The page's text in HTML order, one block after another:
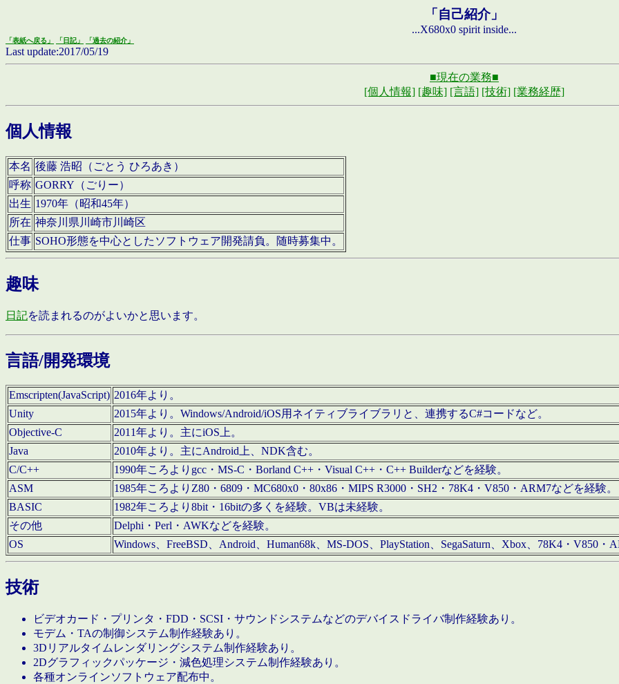
「自己紹介」
...X680x0 spirit inside...
「表紙へ戻る」 「日記」 「過去の紹介」
Last update:2017/05/19
■現在の業務■
[個人情報] [趣味] [言語] [技術] [業務経歴]
個人情報
本名 後藤 浩昭（ごとう ひろあき）
呼称 GORRY（ごりー）
出生 1970年（昭和45年）
所在 神奈川県川崎市川崎区
仕事 SOHO形態を中心としたソフトウェア開発請負。随時募集中。
趣味
日記を読まれるのがよいかと思います。
言語/開発環境
Emscripten(JavaScript) 2016年より。
Unity
2015年より。Windows/Android/iOS用ネイティブライブラリと、連携するC#コードなど。
Objective-C
2011年より。主にiOS上。
Java
2010年より。主にAndroid上、NDK含む。
C/C++
1990年ころよりgcc・MS-C・Borland C++・Visual C++・C++ Builderなどを経験。
ASM
1985年ころよりZ80・6809・MC680x0・80x86・MIPS R3000・SH2・78K4・V850・ARM7などを経験。
BASIC
1982年ころより8bit・16bitの多くを経験。VBは未経験。
その他
Delphi・Perl・AWKなどを経験。
OS
Windows、FreeBSD、Android、Human68k、MS-DOS、PlayStation、SegaSaturn、Xbox、78K4・V850・
技術
ビデオカード・プリンタ・FDD・SCSI・サウンドシステムなどのデバイスドライバ制作経験あり。
モデム・TAの制御システム制作経験あり。
3Dリアルタイムレンダリングシステム制作経験あり。
2Dグラフィックパッケージ・減色処理システム制作経験あり。
各種オンラインソフトウェア配布中。